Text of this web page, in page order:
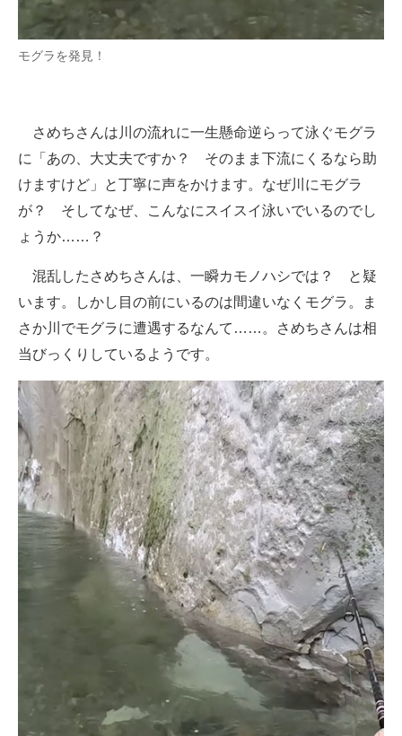
モグラを発見！
さめちさんは川の流れに一生懸命逆らって泳ぐモグラ
に「あの、大丈夫ですか？ そのまま下流にくるなら助
けますけど」と丁寧に声をかけます。なぜ川にモグラ
が？ そしてなぜ、こんなにスイスイ泳いでいるのでし
ょうか……？
混乱したさめちさんは、一瞬カモノハシでは？ と疑
います。しかし目の前にいるのは間違いなくモグラ。ま
さか川でモグラに遭遇するなんて……。さめちさんは相
当びっくりしているようです。